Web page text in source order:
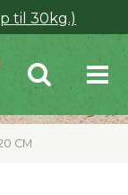
til 30kg.)
CM